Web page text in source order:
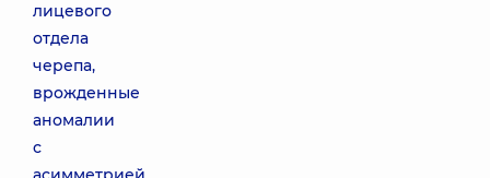
лицевого
отдела
черепа,
врожденные
аномалии
с